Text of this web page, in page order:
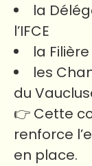
la
l’IFCE
la
les
du
👉 Cette
renforce
en place.